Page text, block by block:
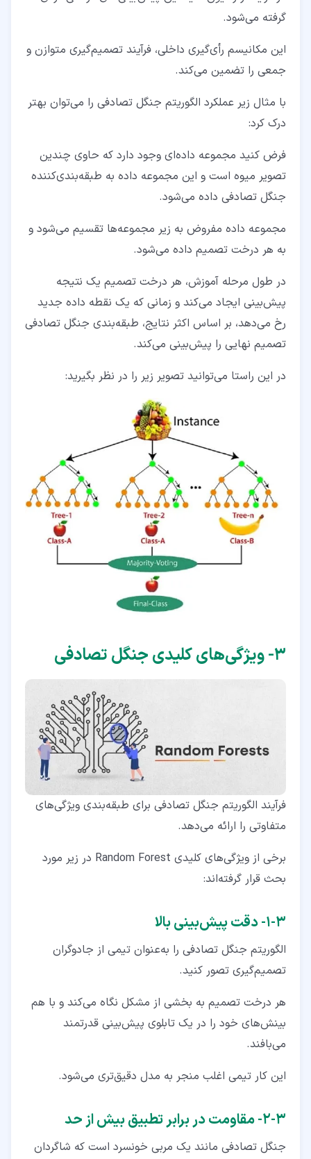
گرفته می‌شود.
این مکانیسم رأی‌گیری داخلی، فرآیند تصمیم‌گیری متوازن و
جمعی را تضمین می‌کند.
با مثال زیر عملکرد الگوریتم جنگل تصادفی را می‌توان بهتر
درک کرد:
فرض کنید مجموعه داده‌ای وجود دارد که حاوی چندین
تصویر میوه است و این مجموعه داده به طبقه‌بندی‌کننده
جنگل تصادفی داده می‌شود.
مجموعه‌ داده مفروض به زیر مجموعه‌ها تقسیم می‌شود و
به هر درخت تصمیم داده می‌شود.
در طول مرحله آموزش، هر درخت تصمیم یک نتیجه
پیش‌بینی ایجاد می‌کند و زمانی که یک نقطه داده جدید
رخ می‌دهد، بر اساس اکثر نتایج، طبقه‌بندی جنگل تصادفی
تصمیم نهایی را پیش‌بینی می‌کند.
در این راستا می‌توانید تصویر زیر را در نظر بگیرید:
۳‏- ویژگی‌های کلیدی جنگل تصادفی
فرآیند الگوریتم جنگل تصادفی برای طبقه‌بندی ویژگی‌های
متفاوتی را ارائه می‌دهد.
برخی از ویژگی‌های کلیدی Random Forest در زیر مورد
بحث قرار گرفته‌اند:
۳‏-‏۱‏- دقت پیش‌بینی بالا
الگوریتم جنگل تصادفی را به‌عنوان تیمی از جادوگران
تصمیم‌گیری تصور کنید.
هر درخت تصمیم به بخشی از مشکل نگاه می‌کند و با هم
بینش‌های خود را در یک تابلوی پیش‌بینی قدرتمند
می‌بافند.
این کار تیمی اغلب منجر به مدل دقیق‌تری می‌شود.
۳‏-‏۲‏- مقاومت در برابر تطبیق بیش از حد
جنگل تصادفی مانند یک مربی خونسرد است که شاگردان